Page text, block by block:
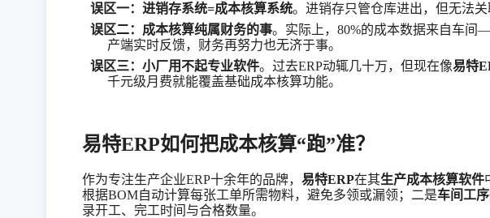
误区一： 进销存系统=成本核算系统。 进销存只管仓库进出，但无法
误区二：成本核算纯属财务的事。实际上， 80%的成本数据来自车间
产端实时反馈，财务再努力也无济于事。
误区三：小厂用不起专业软件。过去ERP动辄几十万，但现在像易特
千元级月费就能覆盖基础成本核算功能。
易特ERP如何把成本核算“跑”准？
作为专注生产企业ERP十余年的品牌， 易特ERP在其生产成本核算软件
根据BOM自动计算每张工单所需物料，避免多领或漏领；二是车间工序
录开工、完工时间与合格数量。